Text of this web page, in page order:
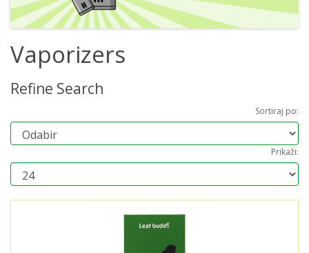
Vaporizers
Refine Search
Sortiraj po:
Prikaži: